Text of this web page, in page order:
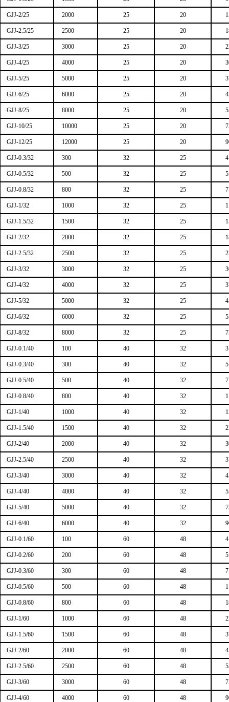
GJJ-2/25 2000 25 20
GJJ-2.5/25 2500 25 20
GJJ-3/25 3000 25 20
GJJ-4/25 4000 25 20
GJJ-5/25 5000 25 20
GJJ-6/25 6000 25 20
GJJ-8/25 8000 25 20
GJJ-10/25 10000 25 20
GJJ-12/25 12000 25 20
GJJ-0.3/32 300 32 25 4
GJJ-0.5/32 500 32 25
GJJ-0.8/32 800 32 25
GJJ-1/32 1000 32 25
GJJ-1.5/32 1500 32 25
GJJ-2/32 2000 32 25
GJJ-2.5/32 2500 32 25
GJJ-3/32 3000 32 25
GJJ-4/32 4000 32 25
GJJ-5/32 5000 32 25
GJJ-6/32 6000 32 25
GJJ-8/32 8000 32 25
GJJ-0.1/40 100 40 32 3
GJJ-0.3/40 300 40 32
GJJ-0.5/40 500 40 32
GJJ-0.8/40 800 40 32
GJJ-1/40 1000 40 32
GJJ-1.5/40 1500 40 32
GJJ-2/40 2000 40 32
GJJ-2.5/40 2500 40 32
GJJ-3/40 3000 40 32
GJJ-4/40 4000 40 32
GJJ-5/40 5000 40 32
GJJ-6/40 6000 40 32
GJJ-0.1/60 100 60 48 4
GJJ-0.2/60 200 60 48
GJJ-0.3/60 300 60 48
GJJ-0.5/60 500 60 48
GJJ-0.8/60 800 60 48
GJJ-1/60 1000 60 48
GJJ-1.5/60 1500 60 48
GJJ-2/60 2000 60 48
GJJ-2.5/60 2500 60 48
GJJ-3/60 3000 60 48
GJJ-4/60 4000 60 48